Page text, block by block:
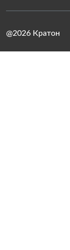
@2026 Кратон